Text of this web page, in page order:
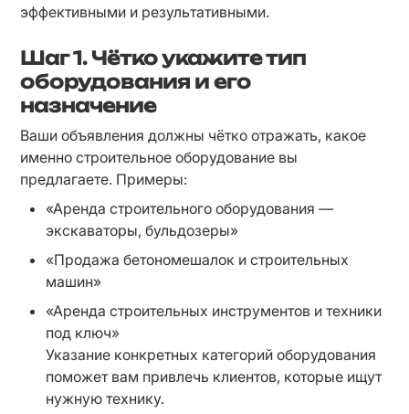
эффективными и результативными.
Шаг 1.Чётко укажите тип
оборудования и его
назначение
Ваши объявления должны чётко отражать, какое
именно строительное оборудование вы
предлагаете. Примеры:
«Аренда строительного оборудования —
экскаваторы, бульдозеры»
«Продажа бетономешалок и строительных
машин»
«Аренда строительных инструментов и техники
под ключ»
Указание конкретных категорий оборудования
поможет вам привлечь клиентов, которые ищут
нужную технику.